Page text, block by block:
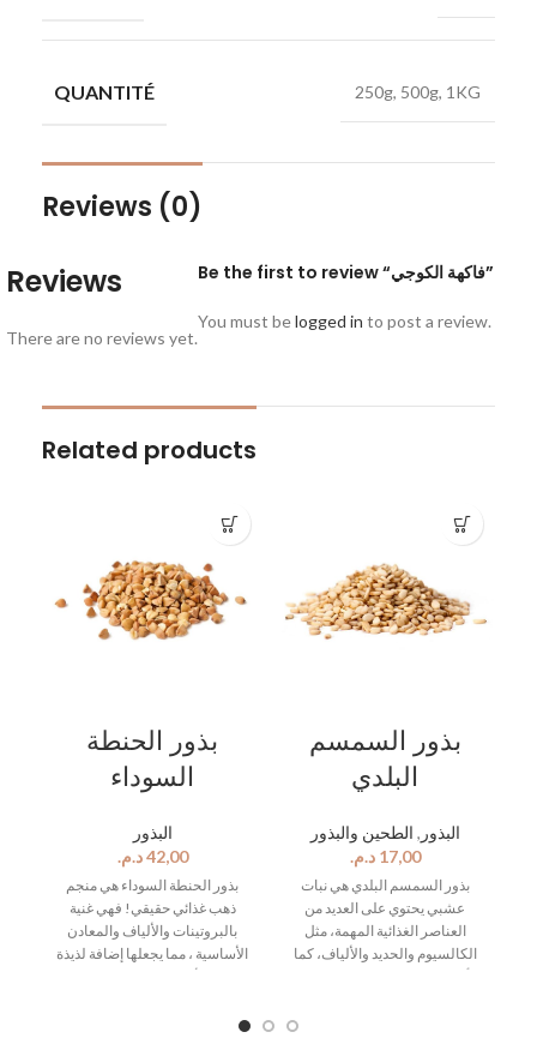
QUANTITÉ 250g, 500g, 1KG
Reviews (0)
Reviews
There are no reviews yet.
Be the first to review “فاكهة الكوجي”
You must belogged in to post a review.
Related products
بذور الحنطة
السوداء
البذور
د.م.
بذور الحنطة السوداء هي منجم
ذهب غذائي حقيقي! فهي غنية
بالبروتينات والألياف والمعادن
الأساسية ، مما يجعلها إضافة لذيذة
إلى السلطات المفضلة لديك و إلى
بذور السمسم
البلدي
البذور , الطحين والبذور
د.م.
بذور السمسم البلدي هي نبات
عشبي يحتوي على العديد من
العناصر الغذائية المهمة، مثل
الكالسيوم والحديد والألياف، كما
العديد من الوصفات الغذائية، سواءً